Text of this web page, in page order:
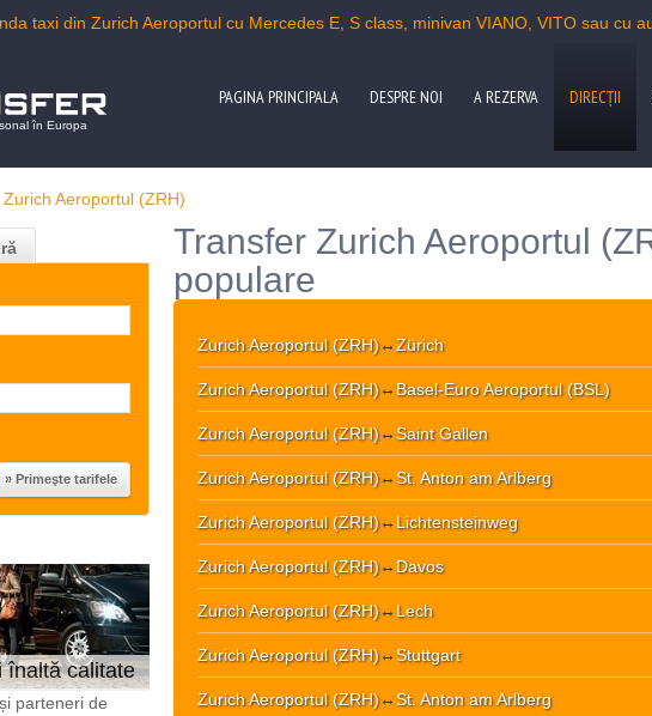
taxi din Zurich Aeroportul cu Mercedes E, S class, minivan VIANO, VITO sau cu
în Europa
PAGINA PRINCIPALA DESPRE NOI A REZERVA DIRECŢII
Zurich Aeroportul (ZRH)
înaltă calitate
parteneri de
Transfer Zurich Aeroportul
populare
Zurich Aeroportul (ZRH)↔Zürich
Zurich Aeroportul (ZRH)↔ Basel-Euro Aeroportul (BSL)
Zurich Aeroportul (ZRH)↔Saint Gallen
Zurich Aeroportul (ZRH)↔St. Anton am Arlberg
Zurich Aeroportul (ZRH)↔ Lichtensteinweg
Zurich Aeroportul (ZRH)↔ Davos
Zurich Aeroportul (ZRH)↔ Lech
Zurich Aeroportul (ZRH)↔Stuttgart
Zurich Aeroportul (ZRH)↔St. Anton am Arlberg